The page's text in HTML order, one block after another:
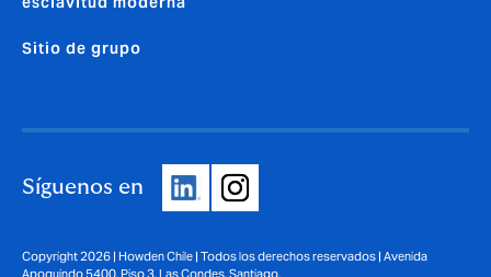
Sitio de grupo
Síguenos en
Copyright 2026 | Howden Chile | Todos los derechos reservados | Avenida
Apoquindo 5400, Piso 3, Las Condes, Santiago.